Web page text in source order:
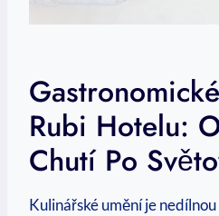
Rubi Hotelu:
Chutí Po
Kulinářské umění je